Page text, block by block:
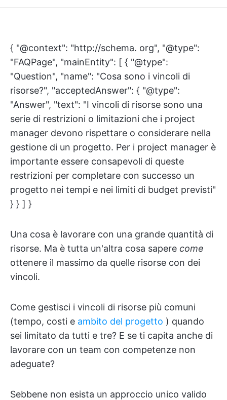
{ "@context": "http://schema. org", "@type":
"FAQPage", "mainEntity": [ { "@type":
"Question", "name": "Cosa sono i vincoli di
risorse?", "acceptedAnswer": { "@type":
"Answer", "text": "I vincoli di risorse sono una
serie di restrizioni o limitazioni che i project
manager devono rispettare o considerare nella
gestione di un progetto. Per i project manager è
importante essere consapevoli di queste
restrizioni per completare con successo un
progetto nei tempi e nei limiti di budget previsti"
} } ] }
Una cosa è lavorare con una grande quantità di
risorse. Ma è tutta un'altra cosa sapere come
ottenere il massimo da quelle risorse con dei
vincoli.
Come gestisci i vincoli di risorse più comuni
(tempo, costi e ambito del progetto ) quando
sei limitato da tutti e tre? E se ti capita anche di
lavorare con un team con competenze non
adeguate?
Sebbene non esista un approccio unico valido